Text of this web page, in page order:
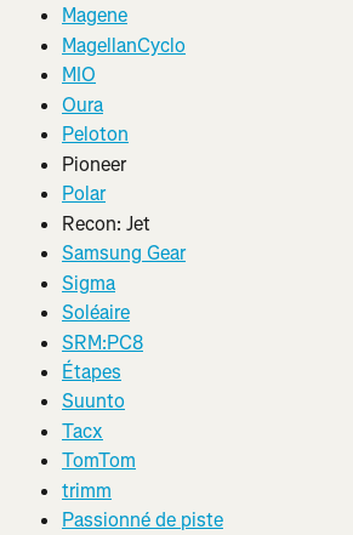
Magene
MagellanCyclo
MIO
Oura
Peloton
Pioneer
Polar
Recon: Jet
Samsung Gear
Sigma
Soléaire
SRM:PC8
Étapes
Suunto
Tacx
TomTom
trimm
Passionné de piste